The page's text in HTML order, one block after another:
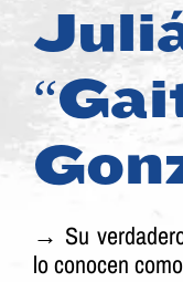
→ Su
lo conocen como